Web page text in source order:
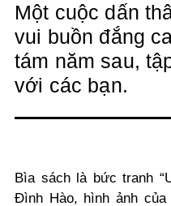
Một cuộc dấn
vui buồn đắng
tám năm sau,
với các bạn.
Bìa sách là bức tranh
Đình Hào, hình ảnh